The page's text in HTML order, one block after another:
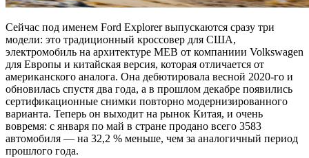
Сейчас под именем Ford Explorer выпускаются сразу три
модели: это традиционный кроссовер для США,
электромобиль на архитектуре MEB от компаниии Volkswagen
для Европы и китайская версия, которая отличается от
американского аналога. Она дебютировала весной 2020-го и
обновилась спустя два года, а в прошлом декабре появились
сертификационные снимки повторно модернизированного
варианта. Теперь он выходит на рынок Китая, и очень
вовремя: с января по май в стране продано всего 3583
автомобиля — на 32,2 % меньше, чем за аналогичный период
прошлого года.